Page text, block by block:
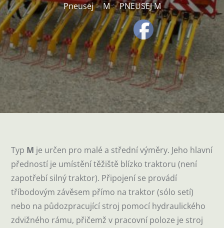
Pneusej
M PNEUSEJ M
Typ M je určen pro malé a střední výměry. Jeho hlavní
předností je umístění těžiště blízko traktoru (není
zapotřebí silný traktor). Připojení se provádí
tříbodovým závěsem přímo na traktor (sólo setí)
nebo na půdozpracující stroj pomocí hydraulického
zdvižného rámu, přičemž v pracovní poloze je stroj